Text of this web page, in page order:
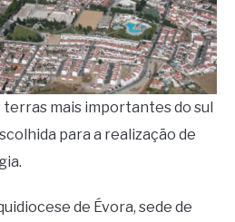
mais importantes do sul
para a realização de
de Évora, sede de